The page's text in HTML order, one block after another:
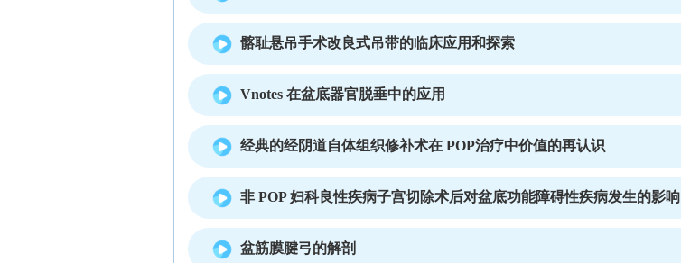
髂耻悬吊手术改良式吊带的临床应用和探索
Vnotes 在盆底器官脱垂中的应用
经典的经阴道自体组织修补术在 POP治疗中价值的再认识
非 POP 妇科良性疾病子宫切除术后对盆底功能障碍性疾病发生的影响
盆筋膜腱弓的解剖